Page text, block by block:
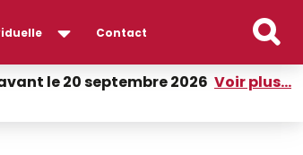
Contact
le 20 septembre 2026 Voir plus...